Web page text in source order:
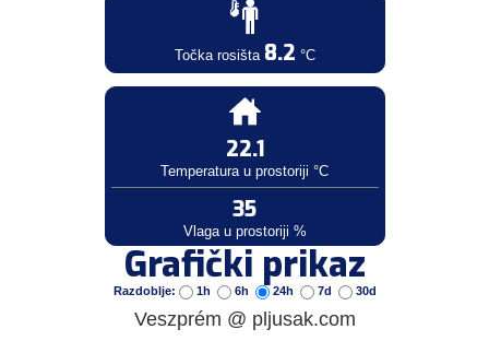
Točka rosišta 8.2 °C
22.1
Temperatura u prostoriji °C
35
Vlaga u prostoriji %
Grafički prikaz
Razdoblje: 1h 6h 24h 7d 30d
Veszprém @ pljusak.com